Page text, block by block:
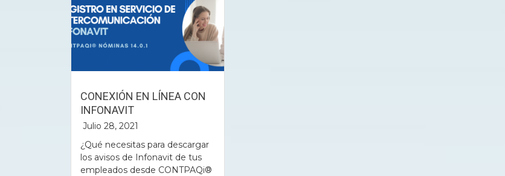
CONEXIÓN EN LÍNEA CON
INFONAVIT
Julio 28, 2021
¿Qué necesitas para descargar
los avisos de Infonavit de tus
empleados desde CONTPAQi®